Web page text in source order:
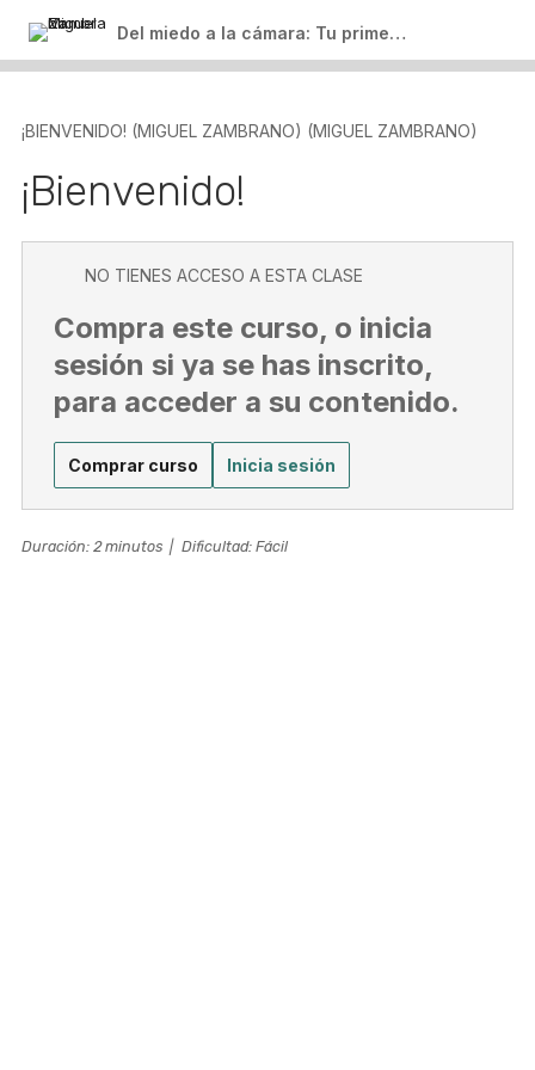
Del miedo a la cámara: Tu primer paso para crear contenido
¡BIENVENIDO! (MIGUEL ZAMBRANO) (MIGUEL ZAMBRANO)
¡Bienvenido!
NO TIENES ACCESO A ESTA CLASE
Compra este curso, o inicia
sesión si ya se has inscrito,
para acceder a su contenido.
Comprar curso Inicia sesión
Duración: 2 minutos | Dificultad: Fácil